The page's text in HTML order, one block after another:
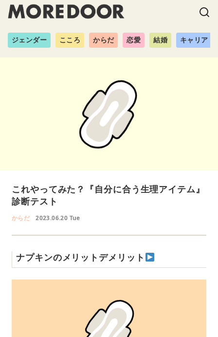
ジェンダー こころ からだ 恋愛 結婚 キャリア
これやってみた？『自分に合う生理アイテム』
診断テスト
からだ 2023.06.20 Tue
ナプキンのメリットデメリット